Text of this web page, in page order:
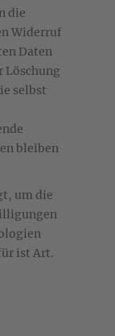
die
Widerruf
Daten
Löschung
selbst
bleiben
um die
ist Art.